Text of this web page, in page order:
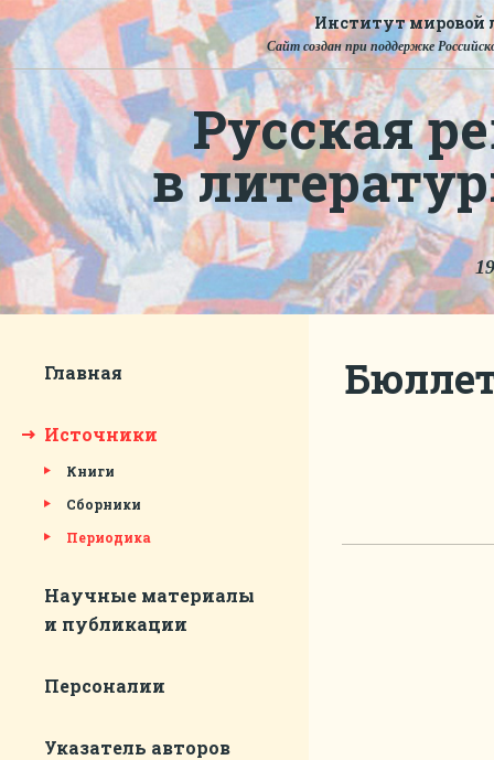
Институт мировой
Сайт создан при поддержке
Русская
в
Главная
Источники
Книги
Сборники
Периодика
Научные материалы
и публикации
Персоналии
Указатель авторов